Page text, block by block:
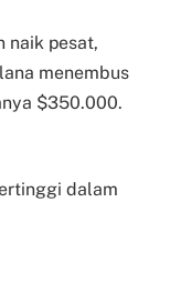
naik pesat,
menembus
$350.000.
dalam